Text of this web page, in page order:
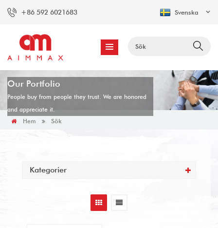
+86 592 6021683 Svenska
Our Portfolio
People buy from people they trust. We are honored
and appreciate it.
Hem
Sök
Kategorier